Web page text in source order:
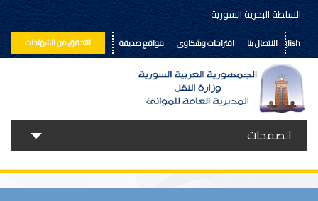
السلطة البحرية السورية
التحقق من الشهادات الاتصال بنا اقتراحات وشكاوى مواقع صديقة English
الصفحات
حولنا